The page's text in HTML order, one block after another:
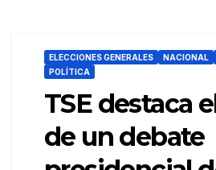
ELECCIONES GENERALES NACIONAL
POLÍTICA
TSE destaca
de un debate